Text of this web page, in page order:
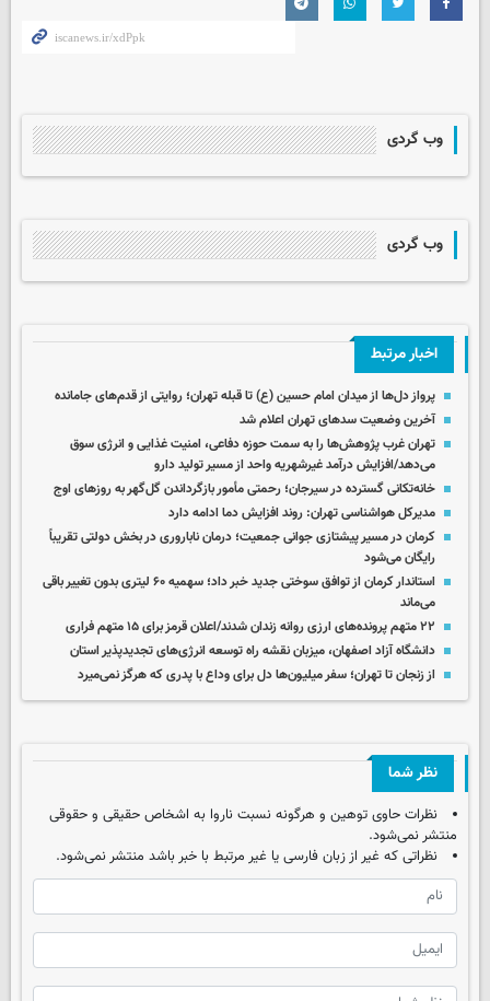
وب گردی
وب گردی
اخبار مرتبط
پرواز دل‌ها از میدان امام حسین (ع) تا قبله تهران؛ روایتی از قدم‌های جامانده
آخرین وضعیت سدهای تهران اعلام شد
تهران غرب پژوهش‌ها را به سمت حوزه دفاعی، امنیت غذایی و انرژی سوق
می‌دهد/افزایش درآمد غیرشهریه واحد از مسیر تولید دارو
خانه‌تکانی گسترده در سیرجان؛ رحمتی مأمور بازگرداندن گل‌گهر به روزهای اوج
مدیرکل هواشناسی تهران: روند افزایش دما ادامه دارد
کرمان در مسیر پیشتازی جوانی جمعیت؛ درمان ناباروری در بخش دولتی تقریباً
رایگان می‌شود
استاندار کرمان از توافق سوختی جدید خبر داد؛ سهمیه ۶۰ لیتری بدون تغییر باقی
می‌ماند
۲۲ متهم پرونده‌های ارزی روانه زندان شدند/اعلان قرمز برای ۱۵ متهم فراری
دانشگاه آزاد اصفهان، میزبان نقشه راه توسعه انرژی‌های تجدیدپذیر استان
از زنجان تا تهران؛ سفر میلیون‌ها دل برای وداع با پدری که هرگز نمی‌میرد
نظر شما
نظرات حاوی توهین و هرگونه نسبت ناروا به اشخاص حقیقی و حقوقی
منتشر نمی‌شود.
نظراتی که غیر از زبان فارسی یا غیر مرتبط با خبر باشد منتشر نمی‌شود.